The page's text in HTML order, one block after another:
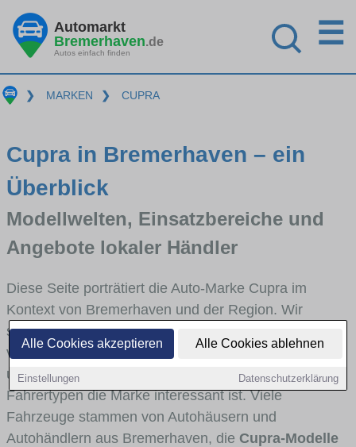
Alle Cookies akzeptieren Alle Cookies ablehnen
Einstellungen Datenschutzerklärung
Automarkt
Bremerhaven.de
Autos einfach finden
☰
❯ MARKEN ❯ CUPRA
Cupra in Bremerhaven – ein
Überblick
Modellwelten, Einsatzbereiche und
Angebote lokaler Händler
Diese Seite porträtiert die Auto-Marke Cupra im
Kontext von Bremerhaven und der Region. Wir
skizzieren, in welchen Fahrzeugklassen Cupra stark
vertreten ist, welche Modellreihen häufig im Stadt-
und Umlandverkehr zu sehen sind und für welche
Fahrertypen die Marke interessant ist. Viele
Fahrzeuge stammen von Autohäusern und
Autohändlern aus Bremerhaven, die Cupra-Modelle